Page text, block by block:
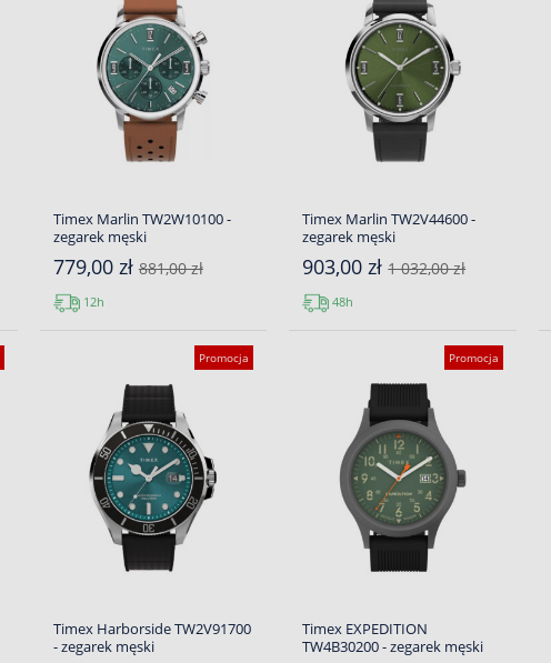
Timex Marlin TW2W10100 -
zegarek męski
779,00 zł 881,00 zł
12h
Timex Marlin TW2V44600 -
zegarek męski
903,00 zł1 032,00 zł
48h
Promocja
Timex Harborside TW2V91700
- zegarek męski
Promocja
Timex EXPEDITION
TW4B30200 - zegarek męski